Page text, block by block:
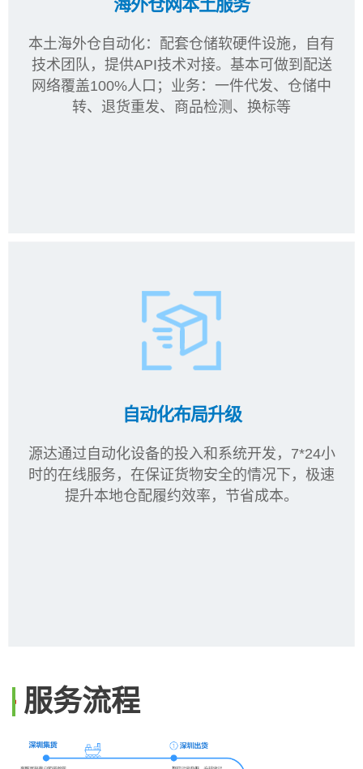
海外仓网本土服务
本土海外仓自动化：配套仓储软硬件设施，自有
技术团队，提供API技术对接。基本可做到配送
网络覆盖100%人口；业务：一件代发、仓储中
转、退货重发、商品检测、换标等
自动化布局升级
源达通过自动化设备的投入和系统开发，7*24小
时的在线服务，在保证货物安全的情况下，极速
提升本地仓配履约效率，节省成本。
服务流程